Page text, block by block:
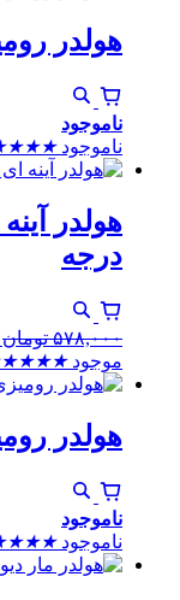
هولدر
ناموجود
ناموجود ★
★
★
درجه
۵۷۸,۰۰۰ تومان
موجود ★
★
★
★
هولدر
ناموجود
ناموجود ★
★
★